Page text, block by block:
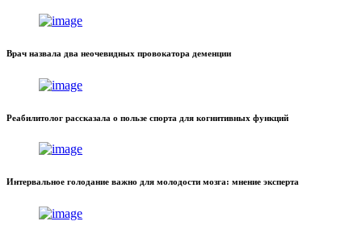
Врач назвала два неочевидных провокатора деменции
Реабилитолог рассказала о пользе спорта для когнитивных функций
Интервальное голодание важно для молодости мозга: мнение эксперта